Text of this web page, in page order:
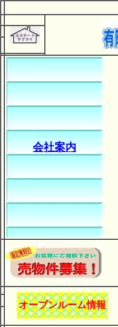
会社案内
オープンルーム情報